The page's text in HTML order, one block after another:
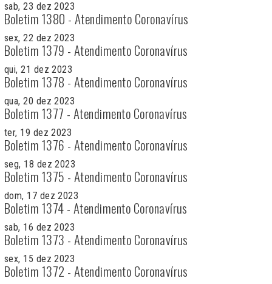
sab, 23 dez 2023
Boletim 1380 - Atendimento Coronavírus
sex, 22 dez 2023
Boletim 1379 - Atendimento Coronavírus
qui, 21 dez 2023
Boletim 1378 - Atendimento Coronavírus
qua, 20 dez 2023
Boletim 1377 - Atendimento Coronavírus
ter, 19 dez 2023
Boletim 1376 - Atendimento Coronavírus
seg, 18 dez 2023
Boletim 1375 - Atendimento Coronavírus
dom, 17 dez 2023
Boletim 1374 - Atendimento Coronavírus
sab, 16 dez 2023
Boletim 1373 - Atendimento Coronavírus
sex, 15 dez 2023
Boletim 1372 - Atendimento Coronavírus